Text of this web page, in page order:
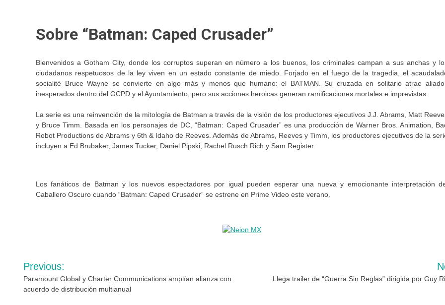
Sobre “Batman: Caped Crusader”
Bienvenidos a Gotham City, donde los corruptos superan en número a los buenos, los criminales campan a sus anchas y
ciudadanos respetuosos de la ley viven en un estado constante de miedo. Forjado en el fuego de la tragedia, el
socialité Bruce Wayne se convierte en algo más y menos que humano: el BATMAN. Su cruzada en solitario atrae
inesperados dentro del GCPD y el Ayuntamiento, pero sus acciones heroicas generan ramificaciones mortales e imprevistas.
La serie es una reinvención de la mitología de Batman a través de la visión de los productores ejecutivos J.J. Abrams, Matt
y Bruce Timm. Basada en los personajes de DC, “Batman: Caped Crusader” es una producción de Warner Bros. Animation,
Robot Productions de Abrams y 6th & Idaho de Reeves. Además de Abrams, Reeves y Timm, los productores ejecutivos de la
incluyen a Ed Brubaker, James Tucker, Daniel Pipski, Rachel Rusch Rich y Sam Register.
Los fanáticos de Batman y los nuevos espectadores por igual pueden esperar una nueva y emocionante interpretación
Caballero Oscuro cuando “Batman: Caped Crusader” se estrene en Prime Video este verano.
Navegación
de
Previous:
Paramount Global y Charter Communications amplían alianza con
acuerdo de distribución multianual
Llega trailer de “Guerra Sin Reglas” dirigida por Guy